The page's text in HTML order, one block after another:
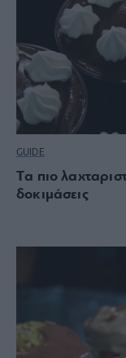
GUIDE
Tα πιο
δοκιμάσεις